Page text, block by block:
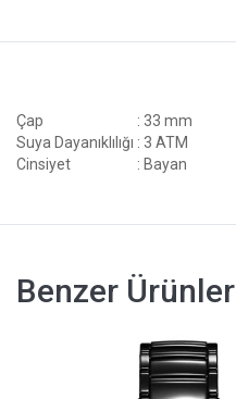
Çap
: 33 mm
Suya Dayanıklılığı : 3 ATM
Cinsiyet
: Bayan
Benzer Ürünler